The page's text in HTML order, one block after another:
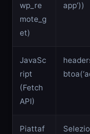
wp_re
mote_g
et)
app’))
JavaSc
ript
(Fetch
API)
Piattaf